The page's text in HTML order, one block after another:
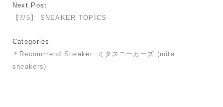
Next Post
【7/5】 SNEAKER TOPICS
Categories
＊Recommend Sneaker
ミタスニーカーズ (mita
sneakers)